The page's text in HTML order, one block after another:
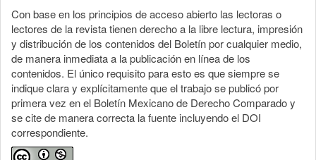
Con base en los principios de acceso abierto las lectoras o
lectores de la revista tienen derecho a la libre lectura, impresión
y distribución de los contenidos del Boletín por cualquier medio,
de manera inmediata a la publicación en línea de los
contenidos. El único requisito para esto es que siempre se
indique clara y explícitamente que el trabajo se publicó por
primera vez en el Boletín Mexicano de Derecho Comparado y
se cite de manera correcta la fuente incluyendo el DOI
correspondiente.